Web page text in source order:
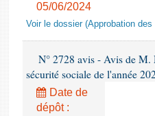
05/06/2024
Voir le dossier (Approbation
N° 2728 avis - Avis de M.
sécurité sociale de l'année
Date de
dépôt :